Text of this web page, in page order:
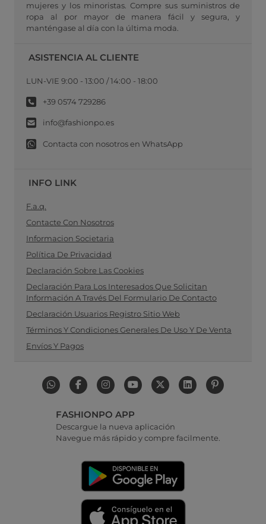
mujeres y los minoristas. Compre sus suministros de
ropa al por mayor de manera fácil y segura, y
manténgase al día con la última moda.
ASISTENCIA AL CLIENTE
LUN-VIE 9:00 - 13:00 / 14:00 - 18:00
+39 0574 729286
info@fashionpo.es
Contacta con nosotros en WhatsApp
INFO LINK
F.a.q.
Contacte Con Nosotros
Informacion Societaria
Política De Privacidad
Declaración Sobre Las Cookies
Declaración Para Los Interesados Que Solicitan
Información A Través Del Formulario De Contacto
Declaración Usuarios Registro Sitio Web
Términos Y Condiciones Generales De Uso Y De Venta
Envíos Y Pagos
FASHIONPO APP
Descargue la nueva aplicación
Navegue más rápido y compre facilmente.